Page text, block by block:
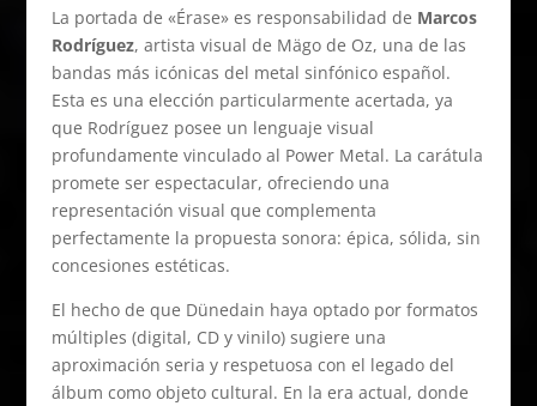
La portada de «Érase» es responsabilidad de Marcos
Rodríguez, artista visual de Mägo de Oz, una de las
bandas más icónicas del metal sinfónico español.
Esta es una elección particularmente acertada, ya
que Rodríguez posee un lenguaje visual
profundamente vinculado al Power Metal. La carátula
promete ser espectacular, ofreciendo una
representación visual que complementa
perfectamente la propuesta sonora: épica, sólida, sin
concesiones estéticas.
El hecho de que Dünedain haya optado por formatos
múltiples (digital, CD y vinilo) sugiere una
aproximación seria y respetuosa con el legado del
álbum como objeto cultural. En la era actual, donde